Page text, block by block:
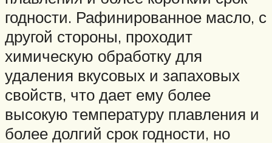
годности. Рафинированное масло, с
другой стороны, проходит
химическую обработку для
удаления вкусовых и запаховых
свойств, что дает ему более
высокую температуру плавления и
более долгий срок годности, но